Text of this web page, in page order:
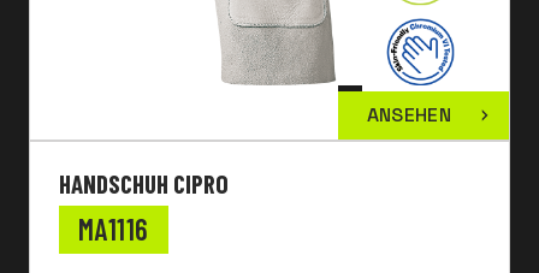
ANSEHEN
HANDSCHUH CIPRO
MA1116